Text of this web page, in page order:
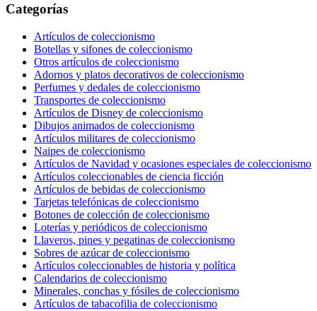
Categorías
Artículos de coleccionismo
Botellas y sifones de coleccionismo
Otros artículos de coleccionismo
Adornos y platos decorativos de coleccionismo
Perfumes y dedales de coleccionismo
Transportes de coleccionismo
Artículos de Disney de coleccionismo
Dibujos animados de coleccionismo
Artículos militares de coleccionismo
Naipes de coleccionismo
Artículos de Navidad y ocasiones especiales de coleccionismo
Artículos coleccionables de ciencia ficción
Artículos de bebidas de coleccionismo
Tarjetas telefónicas de coleccionismo
Botones de colección de coleccionismo
Loterías y periódicos de coleccionismo
Llaveros, pines y pegatinas de coleccionismo
Sobres de azúcar de coleccionismo
Artículos coleccionables de historia y política
Calendarios de coleccionismo
Minerales, conchas y fósiles de coleccionismo
Artículos de tabacofilia de coleccionismo